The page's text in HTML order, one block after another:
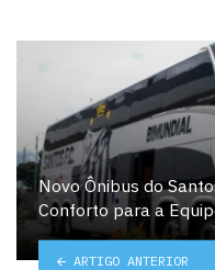
Novo Ônibus do
Conforto para a
ARTIGO ANTERIOR